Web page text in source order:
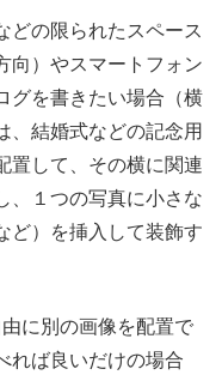
どの限られたスペース
向）やスマートフォン
グを書きたい場合（横
、結婚式などの記念用
置して、その横に関連
、１つの写真に小さな
ど）を挿入して装飾す
に別の画像を配置で
れば良いだけの場合